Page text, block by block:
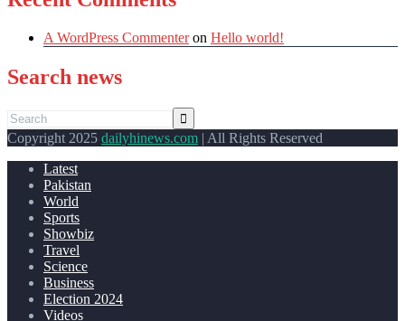
A WordPress Commenteron Hello world!
Search news
Copyright 2025 dailyhinews.com | All Rights Reserved
Latest
Pakistan
World
Sports
Showbiz
Travel
Science
Business
Election 2024
Videos